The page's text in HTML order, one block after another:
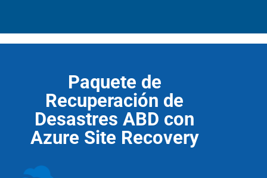
Paquete de
Recuperación de
Desastres ABD con
Azure Site Recovery